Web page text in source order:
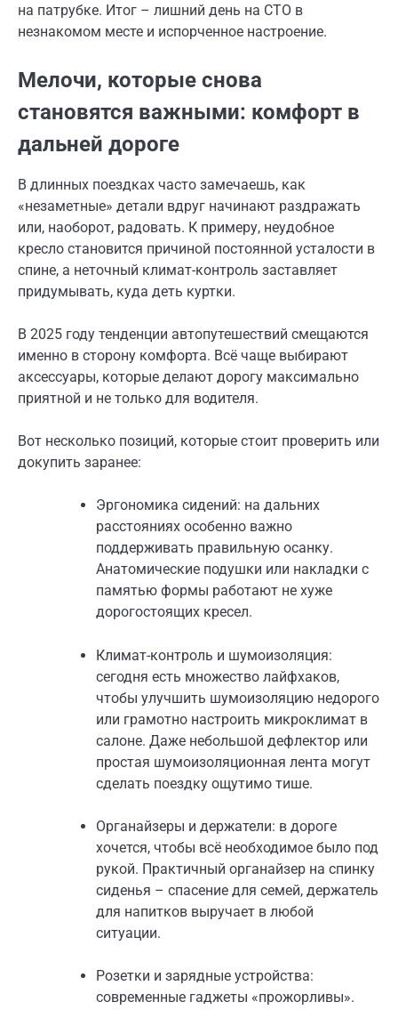
на патрубке. Итог – лишний день на СТО в
незнакомом месте и испорченное настроение.
Мелочи, которые снова
становятся важными: комфорт в
дальней дороге
В длинных поездках часто замечаешь, как
«незаметные» детали вдруг начинают раздражать
или, наоборот, радовать. К примеру, неудобное
кресло становится причиной постоянной усталости в
спине, а неточный климат-контроль заставляет
придумывать, куда деть куртки.
В 2025 году тенденции автопутешествий смещаются
именно в сторону комфорта. Всё чаще выбирают
аксессуары, которые делают дорогу максимально
приятной и не только для водителя.
Вот несколько позиций, которые стоит проверить или
докупить заранее:
Эргономика сидений: на дальних
расстояниях особенно важно
поддерживать правильную осанку.
Анатомические подушки или накладки с
памятью формы работают не хуже
дорогостоящих кресел.
Климат-контроль и шумоизоляция:
сегодня есть множество лайфхаков,
чтобы улучшить шумоизоляцию недорого
или грамотно настроить микроклимат в
салоне. Даже небольшой дефлектор или
простая шумоизоляционная лента могут
сделать поездку ощутимо тише.
Органайзеры и держатели: в дороге
хочется, чтобы всё необходимое было под
рукой. Практичный органайзер на спинку
сиденья – спасение для семей, держатель
для напитков выручает в любой
ситуации.
Розетки и зарядные устройства:
современные гаджеты «прожорливы».